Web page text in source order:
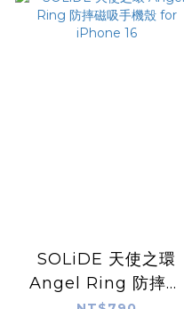
SOLiDE 天使之環
Angel Ring 防摔磁